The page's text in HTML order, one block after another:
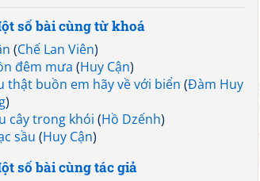
số bài cùng từ khoá
(Chế Lan Viên)
đêm mưa (Huy Cận)
thật buồn em hãy về với biển (Đàm Huy
)
cây trong khói (Hồ Dzếnh)
sầu (Huy Cận)
số bài cùng tác giả